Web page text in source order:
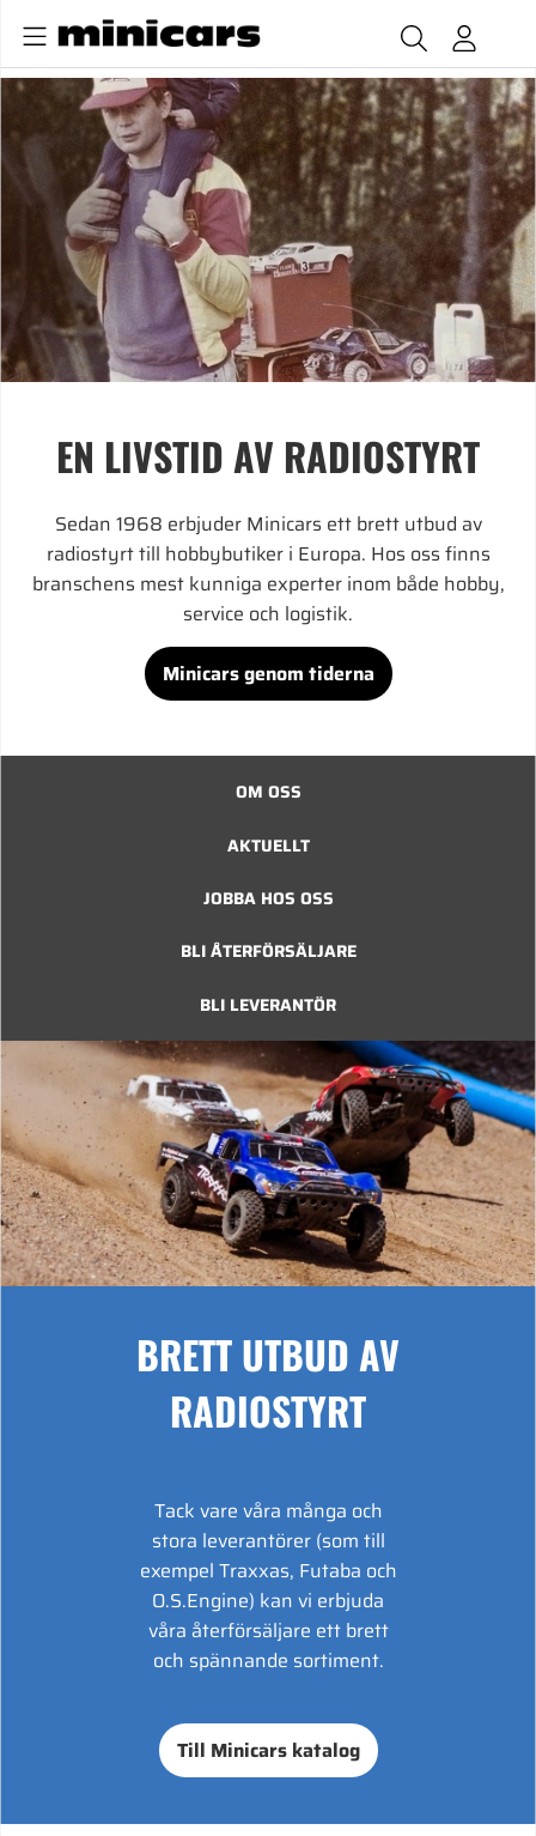
EN LIVSTID AV RADIOSTYRT
Sedan 1968 erbjuder Minicars ett brett utbud av
radiostyrt till hobbybutiker i Europa. Hos oss finns
branschens mest kunniga experter inom både hobby,
service och logistik.
Minicars genom tiderna
OM OSS
AKTUELLT
JOBBA HOS OSS
BLI ÅTERFÖRSÄLJARE
BLI LEVERANTÖR
BRETT UTBUD AV
RADIOSTYRT
Tack vare våra många och
stora leverantörer (som till
exempel Traxxas, Futaba och
O.S.Engine) kan vi erbjuda
våra återförsäljare ett brett
och spännande sortiment.
Till Minicars katalog